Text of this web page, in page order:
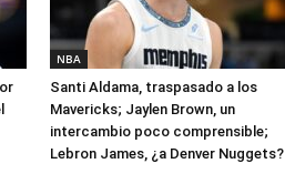
NBA
Santi Aldama, traspasado a los
Mavericks; Jaylen Brown, un
intercambio poco comprensible;
Lebron James, ¿a Denver Nuggets?